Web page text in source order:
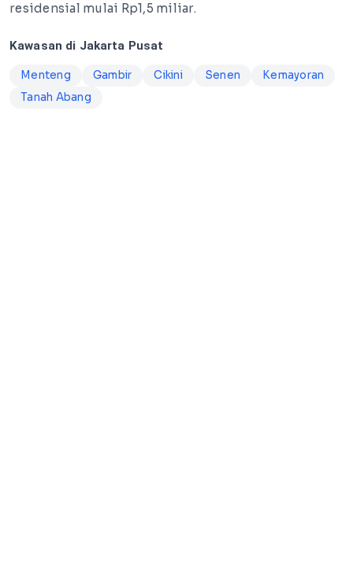
residensial mulai Rp1,5 miliar.
Kawasan di Jakarta Pusat
Menteng Gambir Cikini Senen
Kemayoran
Tanah Abang